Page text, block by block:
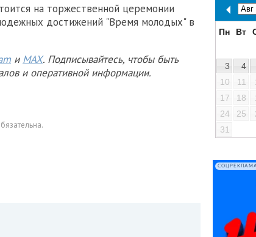
на торжественной церемонии
достижений "Время молодых" в
и MAX. Подписывайтесь, чтобы быть
и оперативной информации.
Пн Вт
3
4
10
11
17
18
24
25
31